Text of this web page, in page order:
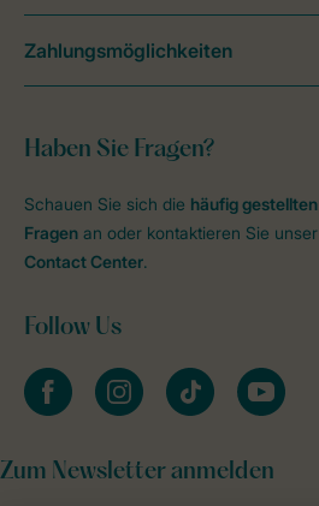
Haben Sie Fragen?
Schauen Sie sich die häufig gestellten
Fragen an oder kontaktieren Sie unser
Contact Center.
Follow Us
facebookinstagramtiktok youtube
Zum Newsletter anmelden
Zahlungsmöglichkeiten